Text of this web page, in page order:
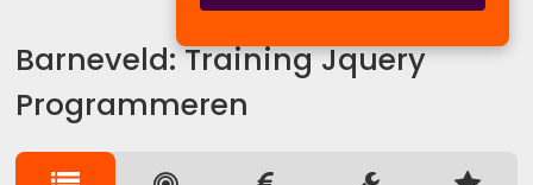
Barneveld: Training Jquery
Programmeren